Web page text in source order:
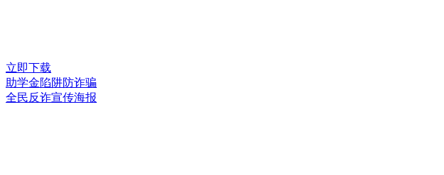
立即下载
助学金陷阱防诈骗
全民反诈宣传海报